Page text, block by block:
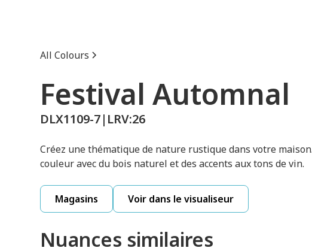
All Colours
Festival Automnal
DLX1109-7| LRV:26
Créez une thématique de nature rustique dans votre
couleur avec du bois naturel et des accents aux tons de vin.
Magasins Voir dans le visualiseur
Nuances similaires